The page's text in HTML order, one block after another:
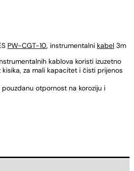
PW-CGT-10, instrumentalni kabel 3m
kablova koristi izuzetno
za mali kapacitet i čisti prijenos
otpornost na koroziju i